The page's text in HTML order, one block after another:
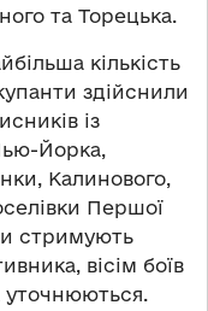
та Торецька.
кількість
здійснили
із
Йорка,
Калинового,
Першої
стримують
вісім боїв
уточнюються.